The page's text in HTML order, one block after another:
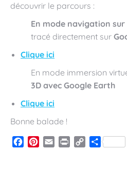
découvrir le parcours :
En mode navigation
tracé directement sur
Clique ici
En mode immersion
3D avec Google Earth
Clique ici
Bonne balade !
Facebook
Pinterest
Email Print
Copy